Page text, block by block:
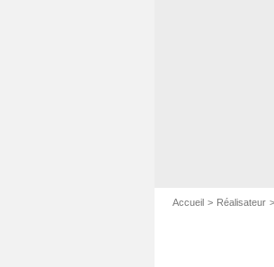
Accueil Réalisateur